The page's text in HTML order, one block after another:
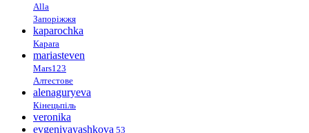
Alla
Запоріжжя
kaparochka
Kapara
mariasteven
Mars123
Алтестове
alenaguryeva
Кінецьпіль
veronika
evgeniyayashkova 53